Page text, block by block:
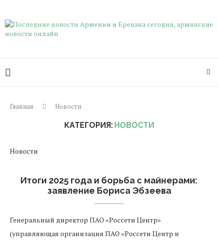
Главная Новости
КАТЕГОРИЯ: НОВОСТИ
Новости
Итоги 2025 года и борьба с майнерами:
заявление Бориса Эбзеева
Генеральный директор ПАО «Россети Центр»
(управляющая организация ПАО «Россети Центр и